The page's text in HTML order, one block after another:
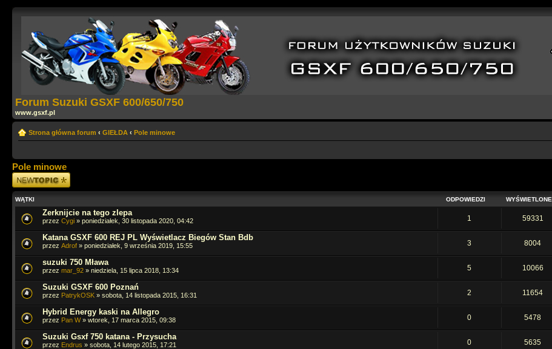
Forum Suzuki GSXF 600/650/750
www.gsxf.pl
Strona główna forum ‹ GIEŁDA ‹ Pole minowe
Pole minowe
Napisz wątek
WĄTKI ODPOWIEDZI WYŚWIETLONE
Zerknijcie na tego zlepa
przez Cygi » poniedziałek, 30 listopada 2020, 04:42 1 59331
Katana GSXF 600 REJ PL Wyświetlacz Biegów Stan Bdb
przez Adrof » poniedziałek, 9 września 2019, 15:55 3 8004
suzuki 750 Mława
przez mar_92 » niedziela, 15 lipca 2018, 13:34 5 10066
Suzuki GSXF 600 Poznań
przez PatrykOSK » sobota, 14 listopada 2015, 16:31 2 11654
Hybrid Energy kaski na Allegro
przez Pan W» wtorek, 17 marca 2015, 09:38 0 5478
Suzuki Gsxf 750 katana - Przysucha
przez Endrus » sobota, 14 lutego 2015, 17:21 0 5635